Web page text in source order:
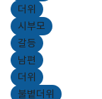
더위
시부모
갈등
남편
더위
불볕더위